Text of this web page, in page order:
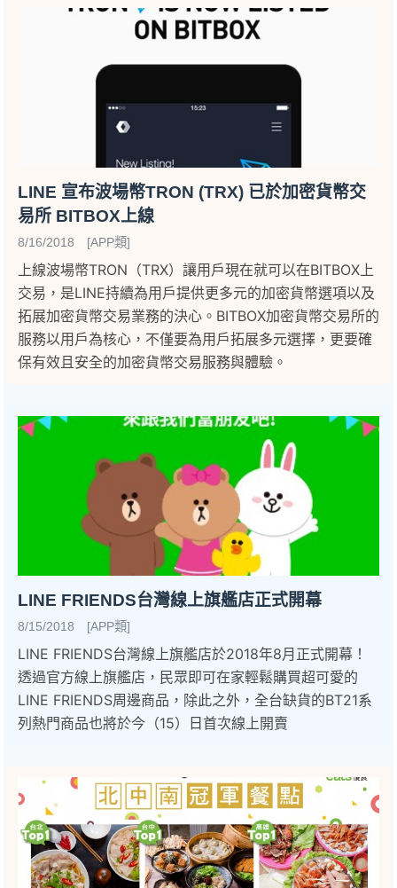
LINE 宣布波場幣TRON (TRX) 已於加密貨幣交
易所 BITBOX上線
8/16/2018 [APP類]
上線波場幣TRON（TRX）讓用戶現在就可以在BITBOX上
交易，是LINE持續為用戶提供更多元的加密貨幣選項以及
拓展加密貨幣交易業務的決心。BITBOX加密貨幣交易所的
服務以用戶為核心，不僅要為用戶拓展多元選擇，更要確
保有效且安全的加密貨幣交易服務與體驗。
LINE FRIENDS台灣線上旗艦店正式開幕
8/15/2018 [APP類]
LINE FRIENDS台灣線上旗艦店於2018年8月正式開幕！
透過官方線上旗艦店，民眾即可在家輕鬆購買超可愛的
LINE FRIENDS周邊商品，除此之外，全台缺貨的BT21系
列熱門商品也將於今（15）日首次線上開賣